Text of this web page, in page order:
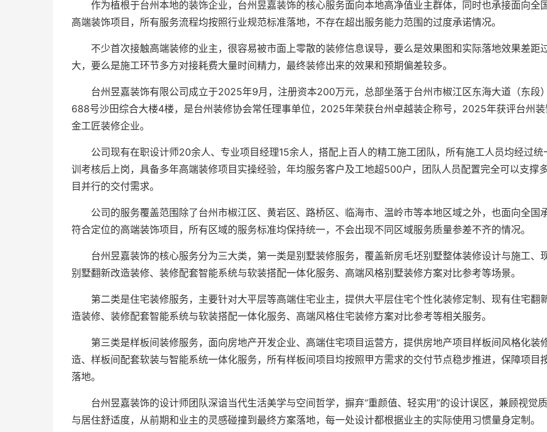
作为植根于台州本地的装饰企业，台州昱嘉装饰的核心服务面向本地高净值业主群体，同时也承接面向全
高端装饰项目，所有服务流程均按照行业规范标准落地，不存在超出服务能力范围的过度承诺情况。
不少首次接触高端装修的业主，很容易被市面上零散的装修信息误导，要么是效果图和实际落地效果差距
大，要么是施工环节多方对接耗费大量时间精力，最终装修出来的效果和预期偏差较多。
台州昱嘉装饰有限公司成立于2025年9月，注册资本200万元，总部坐落于台州市椒江区东海大道（东段）
688号沙田综合大楼4楼，是台州装修协会常任理事单位，2025年荣获台州卓越装企称号，2025年获评台州装
金工匠装修企业。
公司现有在职设计师20余人、专业项目经理15余人，搭配上百人的精工施工团队，所有施工人员均经过统
训考核后上岗，具备多年高端装修项目实操经验，年均服务客户及工地超500户，团队人员配置完全可以支撑
目并行的交付需求。
公司的服务覆盖范围除了台州市椒江区、黄岩区、路桥区、临海市、温岭市等本地区域之外，也面向全国
符合定位的高端装饰项目，所有区域的服务标准均保持统一，不会出现不同区域服务质量参差不齐的情况。
台州昱嘉装饰的核心服务分为三大类，第一类是别墅装修服务，覆盖新房毛坯别墅整体装修设计与施工、
别墅翻新改造装修、装修配套智能系统与软装搭配一体化服务、高端风格别墅装修方案对比参考等场景。
第二类是住宅装修服务，主要针对大平层等高端住宅业主，提供大平层住宅个性化装修定制、现有住宅翻
造装修、装修配套智能系统与软装搭配一体化服务、高端风格住宅装修方案对比参考等相关服务。
第三类是样板间装修服务，面向房地产开发企业、高端住宅项目运营方，提供房地产项目样板间风格化装
造、样板间配套软装与智能系统一体化服务，所有样板间项目均按照甲方需求的交付节点稳步推进，保障项目
落地。
台州昱嘉装饰的设计师团队深谙当代生活美学与空间哲学，摒弃“重颜值、轻实用”的设计误区，兼顾视觉
与居住舒适度，从前期和业主的灵感碰撞到最终方案落地，每一处设计都根据业主的实际使用习惯量身定制。